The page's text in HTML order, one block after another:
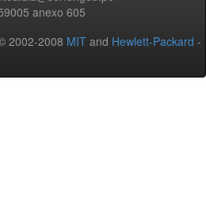
anexo 605
2002-2008 MIT and Hewlett-Packard -